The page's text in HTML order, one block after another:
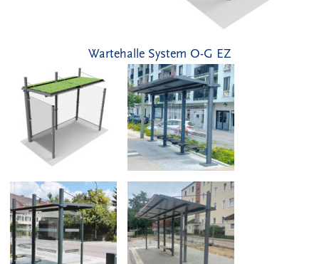
Wartehalle System O-G EZ